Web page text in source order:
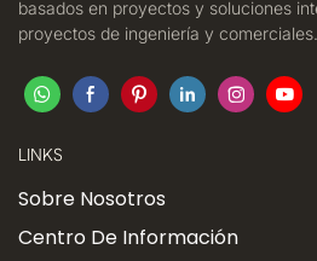
basados ​​en proyectos y soluciones
proyectos de ingeniería y comerciales.
LINKS
Sobre Nosotros
Centro De Información